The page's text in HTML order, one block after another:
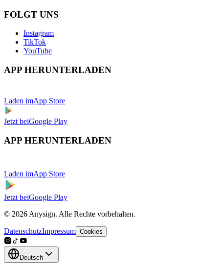
FOLGT UNS
Instagram
TikTok
YouTube
APP HERUNTERLADEN
Laden imApp Store
Jetzt beiGoogle Play
APP HERUNTERLADEN
Laden imApp Store
Jetzt beiGoogle Play
© 2026 Anysign. Alle Rechte vorbehalten.
DatenschutzImpressum Cookies
Deutsch